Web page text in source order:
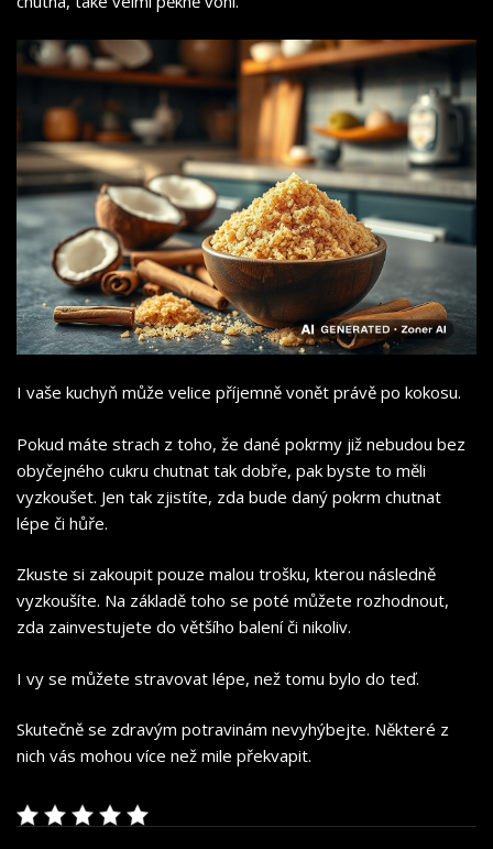
I vaše kuchyň může velice příjemně vonět právě po kokosu.
Pokud máte strach z toho, že dané pokrmy již nebudou bez
obyčejného cukru chutnat tak dobře, pak byste to měli
vyzkoušet. Jen tak zjistíte, zda bude daný pokrm chutnat
lépe či hůře.
Zkuste si zakoupit pouze malou trošku, kterou následně
vyzkoušíte. Na základě toho se poté můžete rozhodnout,
zda zainvestujete do většího balení či nikoliv.
I vy se můžete stravovat lépe, než tomu bylo do teď.
Skutečně se zdravým potravinám nevyhýbejte. Některé z
nich vás mohou více než mile překvapit.